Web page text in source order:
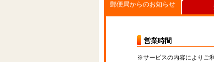
郵便局からのお知らせ
営業時間
※サービスの内容によりご